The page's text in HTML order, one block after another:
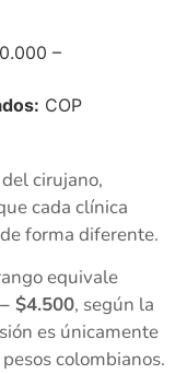
–
COP
cirujano,
cada clínica
forma diferente.
equivale
$4.500, según la
es únicamente
colombianos.